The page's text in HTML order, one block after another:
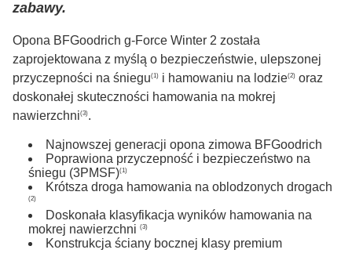
zabawy.
Opona BFGoodrich g-Force Winter 2 została
zaprojektowana z myślą o bezpieczeństwie, ulepszonej
przyczepności na śniegu(1) i hamowaniu na lodzie(2) oraz
doskonałej skuteczności hamowania na mokrej
nawierzchni(3).
Najnowszej generacji opona zimowa BFGoodrich
Poprawiona przyczepność i bezpieczeństwo na
śniegu (3PMSF)(1)
Krótsza droga hamowania na oblodzonych drogach
(2)
Doskonała klasyfikacja wyników hamowania na
mokrej nawierzchni (3)
Konstrukcja ściany bocznej klasy premium